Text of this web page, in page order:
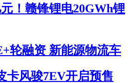
！赣锋锂电20GWh锂
轮融资 新能源物流车
卡风骏7EV开启预售